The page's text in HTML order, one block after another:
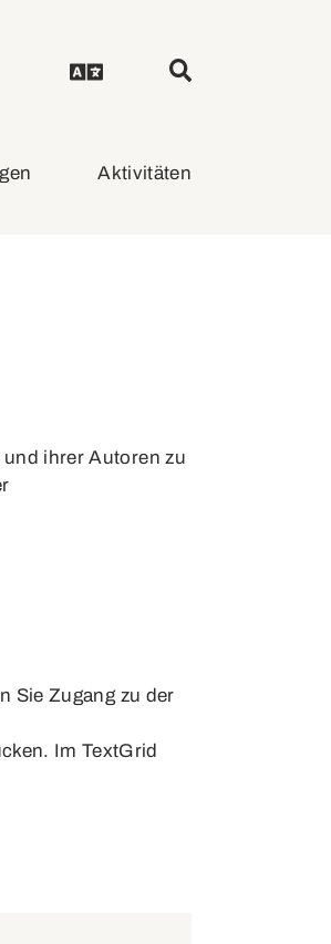
Aktivitäten
ihrer Autoren zu
Sie Zugang zu der
Im TextGrid